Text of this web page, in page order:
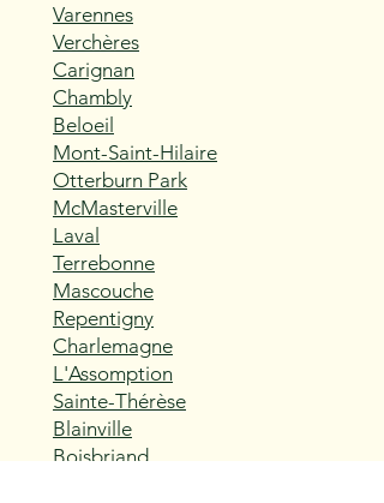
Varennes
Verchères
Carignan
Chambly
Beloeil
Mont-Saint-Hilaire
Otterburn Park
McMasterville
Laval
Terrebonne
Mascouche
Repentigny
Charlemagne
L'Assomption
Sainte-Thérèse
Blainville
Boisbriand